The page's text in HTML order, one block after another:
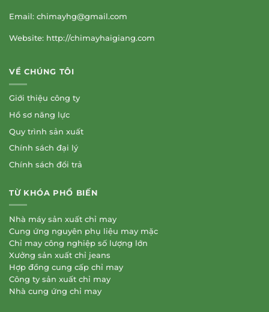
Email: chimayhg@gmail.com
Website: http://chimayhaigiang.com
VỀ CHÚNG TÔI
Giới thiệu công ty
Hồ sơ năng lực
Quy trình sản xuất
Chính sách đại lý
Chính sách đổi trả
TỪ KHÓA PHỔ BIẾN
Nhà máy sản xuất chỉ may
Cung ứng nguyên phụ liệu may mặc
Chỉ may công nghiệp số lượng lớn
Xưởng sản xuất chỉ jeans
Hợp đồng cung cấp chỉ may
Công ty sản xuất chỉ may
Nhà cung ứng chỉ may